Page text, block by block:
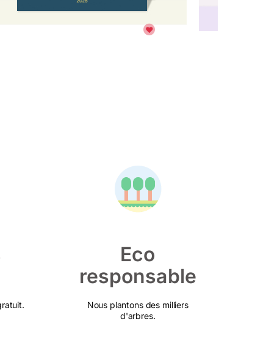
Eco
responsable
Nous plantons des milliers
d'arbres.